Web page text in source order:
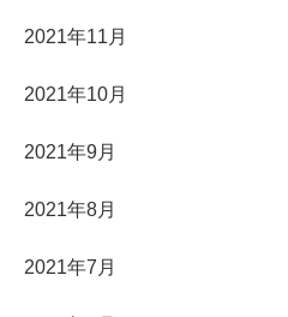
2021年11月
2021年10月
2021年9月
2021年8月
2021年7月